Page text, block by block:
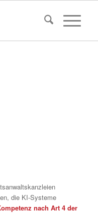
die KI-Systeme
nach Art 4 der